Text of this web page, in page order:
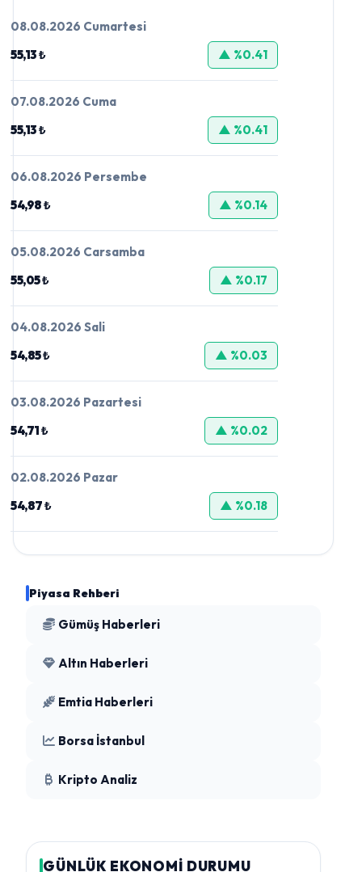
08.08.2026 Cumartesi
55,13 ₺
▲ %0.41
07.08.2026 Cuma
55,13 ₺
▲ %0.41
06.08.2026 Persembe
54,98 ₺
▲ %0.14
05.08.2026 Carsamba
55,05 ₺
▲ %0.17
04.08.2026 Sali
54,85 ₺
▲ %0.03
03.08.2026 Pazartesi
54,71 ₺
▲ %0.02
02.08.2026 Pazar
54,87 ₺
▲ %0.18
Piyasa Rehberi
Gümüş Haberleri
Altın Haberleri
Emtia Haberleri
Borsa İstanbul
Kripto Analiz
GÜNLÜK EKONOMİ DURUMU